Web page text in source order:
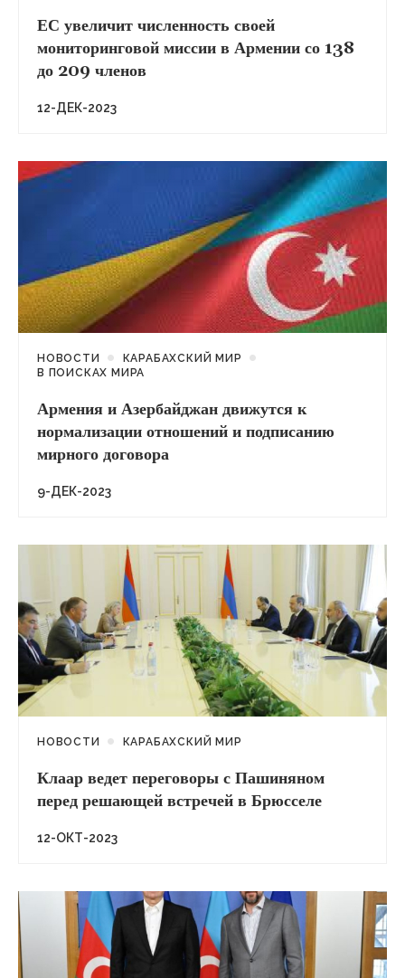
ЕС увеличит численность своей
мониторинговой миссии в Армении со 138
до 209 членов
12-ДЕК-2023
НОВОСТИ
КАРАБАХСКИЙ МИР
В ПОИСКАХ МИРА
Армения и Азербайджан движутся к
нормализации отношений и подписанию
мирного договора
9-ДЕК-2023
НОВОСТИ КАРАБАХСКИЙ МИР
Клаар ведет переговоры с Пашиняном
перед решающей встречей в Брюсселе
12-ОКТ-2023